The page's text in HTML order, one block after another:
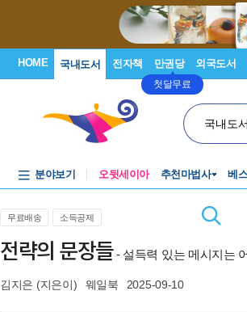
HOME 국내도서 전자책 만권당
첫달무료
외국도서
국내도
분야보기 오뒷세이아 추천마법사 베
무료배송 소득공제
전략의 문장들- 설득력 있는 메시지는
김지은 (지은이) 웨일북 2025-09-10